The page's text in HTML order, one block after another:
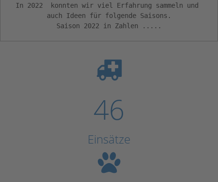
In 2022  konnten wir viel Erfahrung sammeln und
auch Ideen für folgende Saisons.
Saison 2022 in Zahlen .....
46
Einsätze